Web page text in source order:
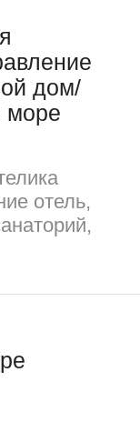
дом/
море
отель,